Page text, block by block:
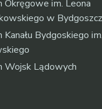
Okręgowe im. Leona
w
Kanału Bydgoskiego
Wojsk Lądowych